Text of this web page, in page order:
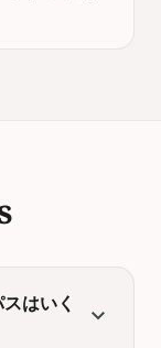
はいく
expand_more